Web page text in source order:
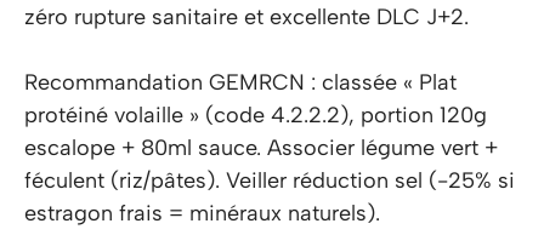
zéro rupture sanitaire et excellente DLC J+2.
Recommandation GEMRCN : classée « Plat
protéiné volaille » (code 4.2.2.2), portion 120g
escalope + 80ml sauce. Associer légume vert +
féculent (riz/pâtes). Veiller réduction sel (-25% si
estragon frais = minéraux naturels).